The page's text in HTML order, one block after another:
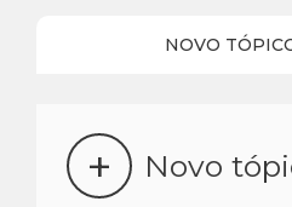
NOVO
+ Novo